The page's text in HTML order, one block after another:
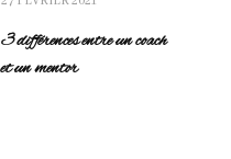
3 différences entre un coach
et un mentor